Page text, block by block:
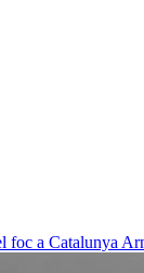
foc a Catalunya